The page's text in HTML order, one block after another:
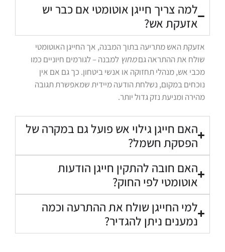
למה צריך חייגן אוטומטי אם כבר יש
אזעקת אש?
אזעקת האש מתריעה בתוך המבנה, אך החייגן האוטומטי
שולח את ההתראה גםמחוץ למבנה – לגורמים חיוניים כמו
מכבי אש, מנהלי תחזוקה או אנשי ביטחון. כך גם אם אין
נוכחים במקום, נשלחת הודעה מיידית שמאפשרת תגובה
מהירה ומניעת נזק גדול יותר.
האם חייגן גילוי אש פועל גם במקרה של
הפסקת חשמל?
האם חובה להתקין חייגן הודעות
אוטומטי לפי החוק?
למי החייגן שולח את ההתרעה וכמה
נמענים ניתן להגדיר?